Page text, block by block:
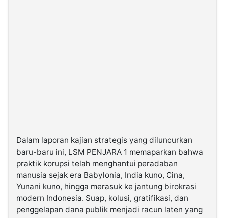
Dalam laporan kajian strategis yang diluncurkan
baru-baru ini, LSM PENJARA 1 memaparkan bahwa
praktik korupsi telah menghantui peradaban
manusia sejak era Babylonia, India kuno, Cina,
Yunani kuno, hingga merasuk ke jantung birokrasi
modern Indonesia. Suap, kolusi, gratifikasi, dan
penggelapan dana publik menjadi racun laten yang